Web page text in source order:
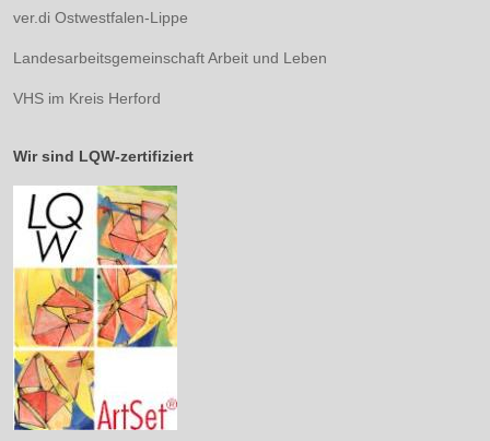
ver.di Ostwestfalen-Lippe
Landesarbeitsgemeinschaft Arbeit und Leben
VHS im Kreis Herford
Wir sind LQW-zertifiziert